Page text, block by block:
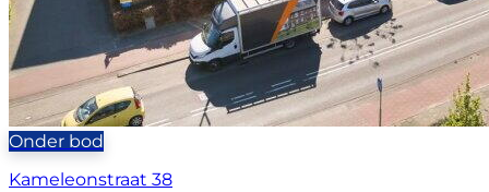
Onder bod
Kameleonstraat 38